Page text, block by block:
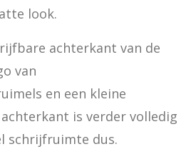
look.
achterkant van de
van
en een kleine
is verder volledig
schrijfruimte dus.